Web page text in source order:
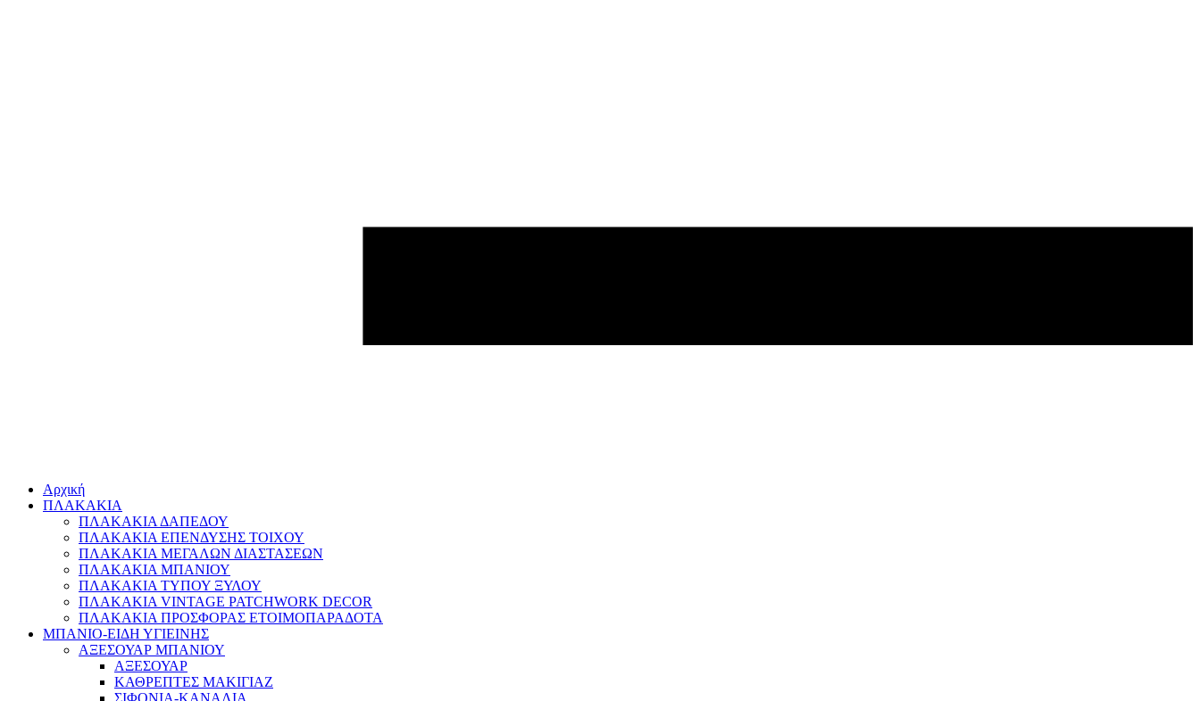
Αρχική
ΠΛΑΚΑΚΙΑ
ΠΛΑΚΑΚΙΑ ΔΑΠΕΔΟΥ
ΠΛΑΚΑΚΙΑ ΕΠΕΝΔΥΣΗΣ ΤΟΙΧΟΥ
ΠΛΑΚΑΚΙΑ ΜΕΓΑΛΩΝ ΔΙΑΣΤΑΣΕΩΝ
ΠΛΑΚΑΚΙΑ ΜΠΑΝΙΟΥ
ΠΛΑΚΑΚΙΑ ΤΥΠΟΥ ΞΥΛΟΥ
ΠΛΑΚΑΚΙΑ VINTAGE PATCHWORK DECOR
ΠΛΑΚΑΚΙΑ ΠΡΟΣΦΟΡΑΣ ΕΤΟΙΜΟΠΑΡΑΔΟΤΑ
ΜΠΑΝΙΟ-ΕΙΔΗ ΥΓΙΕΙΝΗΣ
ΑΞΕΣΟΥΑΡ ΜΠΑΝΙΟΥ
ΑΞΕΣΟΥΑΡ
ΚΑΘΡΕΠΤΕΣ ΜΑΚΙΓΙΑΖ
ΣΙΦΟΝΙΑ-ΚΑΝΑΛΙΑ